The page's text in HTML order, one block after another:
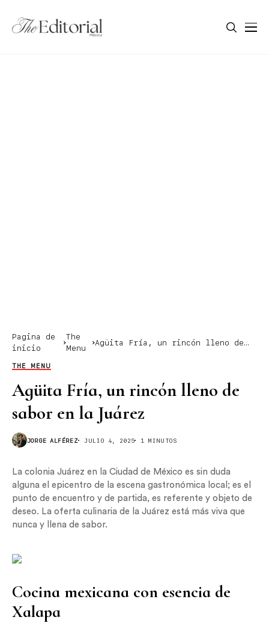
Pagina de
inicio
The
Menu
Agüita Fría, un rincón lleno de
THE MENU
Agüita Fría, un rincón lleno de
sabor en la Juárez
JORGE ALFÉREZ JULIO 4, 2025 1 MINUTOS
La colonia Juárez en la Ciudad de México es sin duda
alguna el epicentro de la escena gastronómica local; es el
punto de encuentro y de partida, es referente y objeto de
deseo. La oferta culinaria de la Juárez está más viva que
nunca y llena de sabor.
Cocina mexicana con esencia de
Xalapa